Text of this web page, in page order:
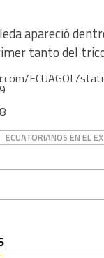
apareció
tanto del
ECUAGOL/
ECUATORIANOS EN EL